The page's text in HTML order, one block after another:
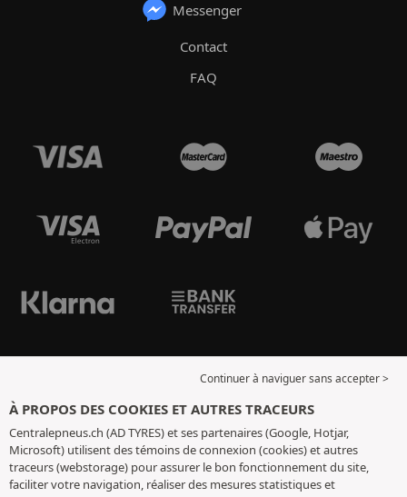
Messenger
Contact
FAQ
Continuer à naviguer sans accepter >
À PROPOS DES COOKIES ET AUTRES TRACEURS
Centralepneus.ch (AD TYRES) et ses partenaires (Google, Hotjar,
Microsoft) utilisent des témoins de connexion (cookies) et autres
traceurs (webstorage) pour assurer le bon fonctionnement du site,
faciliter votre navigation, réaliser des mesures statistiques et